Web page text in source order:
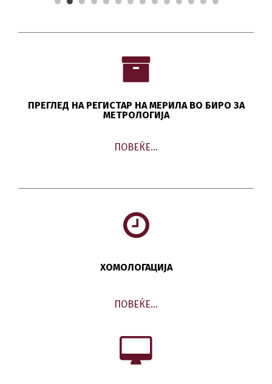
ПРЕГЛЕД НА РЕГИСТАР НА МЕРИЛА ВО БИРО ЗА
МЕТРОЛОГИЈА
ПОВЕЌЕ…
ХОМОЛОГАЦИЈА
ПОВЕЌЕ…